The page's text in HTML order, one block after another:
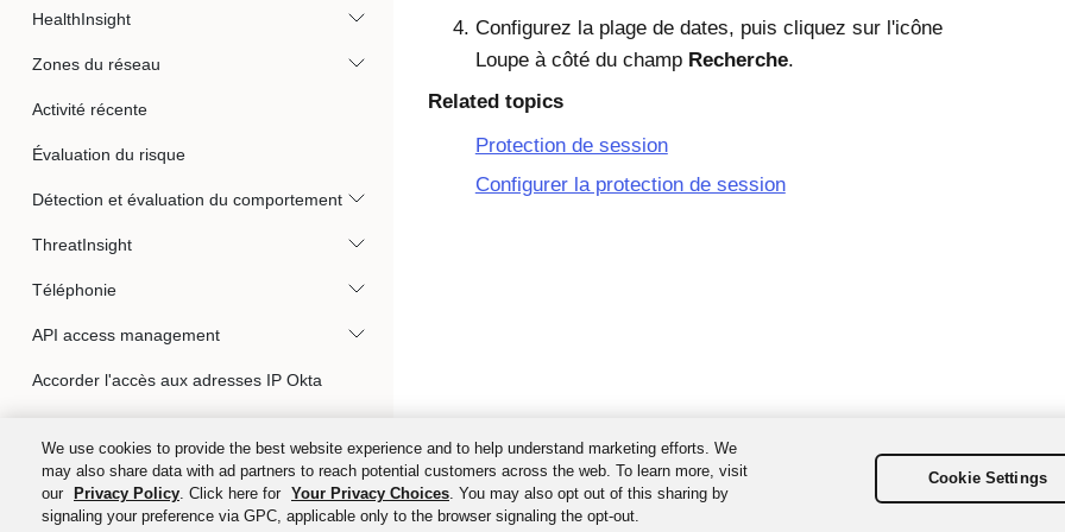
HealthInsight
Zones du réseau
Activité récente
Évaluation du risque
Détection et évaluation du comportement
ThreatInsight
Téléphonie
API access management
Accorder l'accès aux adresses IP Okta
cookies tiers
Gouvernance de l'identité
Configurez la plage de dates, puis cliquez sur l'icône
Loupe à côté du champ Recherche.
Related topics
Protection de session
Configurer la protection de session
We use cookies to provide the best website experience and to help understand marketing efforts. We
may also share data with ad partners to reach potential customers across the web. To learn more, visit
our
Privacy Policy. Click here for Your Privacy Choices. You may also opt out of this sharing by
signaling your preference via GPC, applicable only to the browser signaling the opt-out.
Cookie Settings